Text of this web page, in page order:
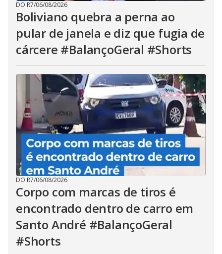
DO R7/06/08/2026
Boliviano quebra a perna ao
pular de janela e diz que fugia de
cárcere #BalançoGeral #Shorts
DO R7/06/08/2026
Corpo com marcas de tiros é
encontrado dentro de carro em
Santo André #BalançoGeral
#Shorts